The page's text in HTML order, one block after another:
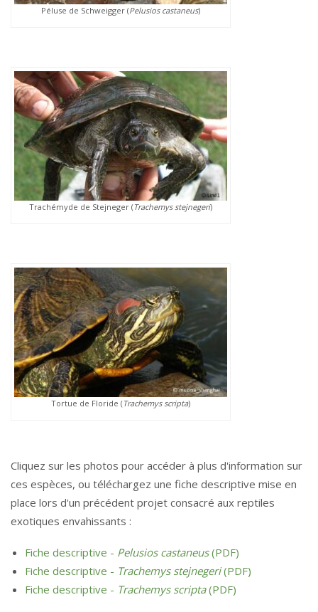
Péluse de Schweigger (Pelusios castaneus)
Trachémyde de Stejneger (Trachemys stejnegeri)
Tortue de Floride (Trachemys scripta)
Cliquez sur les photos pour accéder à plus d'information sur
ces espèces, ou téléchargez une fiche descriptive mise en
place lors d'un précédent projet consacré aux reptiles
exotiques envahissants :
Fiche descriptive - Pelusios castaneus(PDF)
Fiche descriptive - Trachemys stejnegeri(PDF)
Fiche descriptive - Trachemys scripta(PDF)